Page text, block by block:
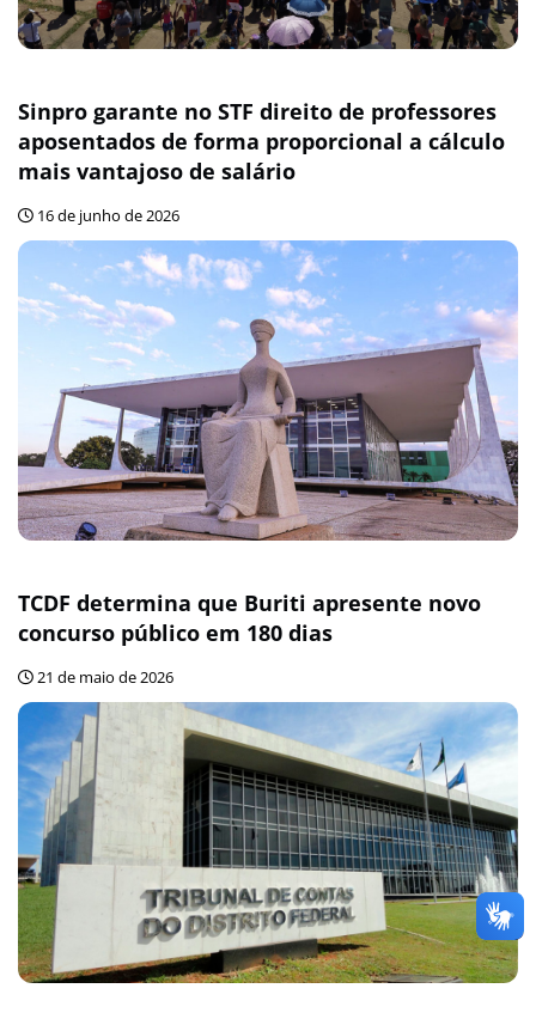
Sinpro garante no STF direito de professores
aposentados de forma proporcional a cálculo
mais vantajoso de salário
16 de junho de 2026
TCDF determina que Buriti apresente novo
concurso público em 180 dias
21 de maio de 2026